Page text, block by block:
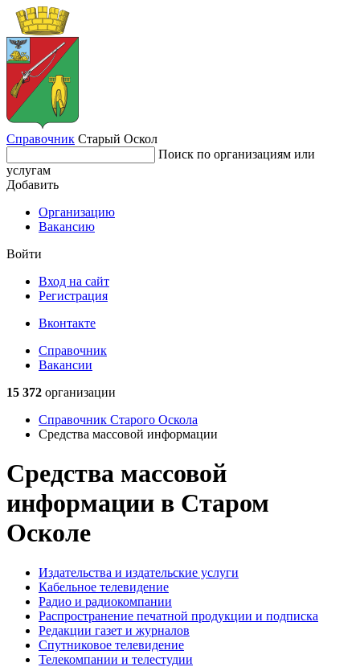
Справочник Старый Оскол
Поиск по организациям или
услугам
Добавить
Организацию
Вакансию
Войти
Вход на сайт
Регистрация
Вконтакте
Справочник
Вакансии
15 372 организации
Справочник Старого Оскола
Средства массовой информации
Средства массовой
информации в Старом
Осколе
Издательства и издательские услуги
Кабельное телевидение
Радио и радиокомпании
Распространение печатной продукции и подписка
Редакции газет и журналов
Спутниковое телевидение
Телекомпании и телестудии